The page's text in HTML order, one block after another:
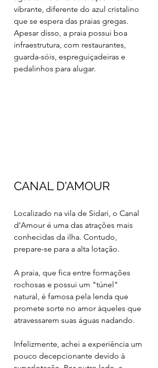
vibrante, diferente do azul cristalino
que se espera das praias gregas.
Apesar disso, a praia possui boa
infraestrutura, com restaurantes,
guarda-sóis, espreguiçadeiras e
pedalinhos para alugar.
CANAL D'AMOUR
Localizado na vila de Sidari, o Canal
d’Amour é uma das atrações mais
conhecidas da ilha. Contudo,
prepare-se para a alta lotação.
A praia, que fica entre formações
rochosas e possui um "túnel"
natural, é famosa pela lenda que
promete sorte no amor àqueles que
atravessarem suas águas nadando.
Infelizmente, achei a experiência um
pouco decepcionante devido à